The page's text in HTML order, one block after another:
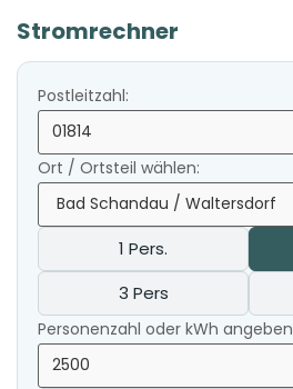
Stromrechner
Postleitzahl:
Ort / Ortsteil wählen:
1 Pers.
3 Pers
Personenzahl oder kWh angeben